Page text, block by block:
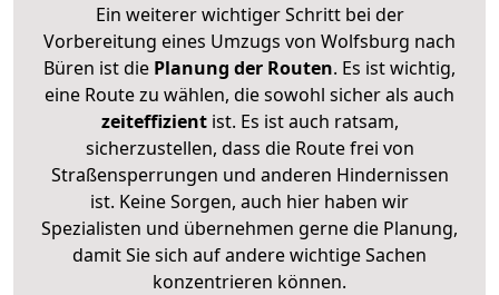
Ein weiterer wichtiger Schritt bei der
Vorbereitung eines Umzugs von Wolfsburg nach
Büren ist die Planung der Routen. Es ist wichtig,
eine Route zu wählen, die sowohl sicher als auch
zeiteffizientist. Es ist auch ratsam,
sicherzustellen, dass die Route frei von
Straßensperrungen und anderen Hindernissen
ist. Keine Sorgen, auch hier haben wir
Spezialisten und übernehmen gerne die Planung,
damit Sie sich auf andere wichtige Sachen
konzentrieren können.